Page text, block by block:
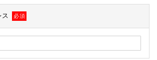
ス 必須